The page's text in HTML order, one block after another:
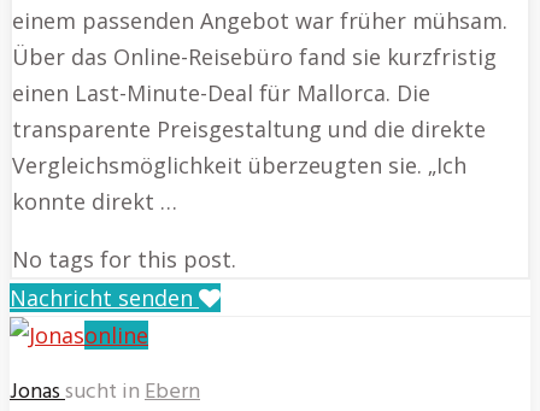
einem passenden Angebot war früher mühsam.
Über das Online-Reisebüro fand sie kurzfristig
einen Last-Minute-Deal für Mallorca. Die
transparente Preisgestaltung und die direkte
Vergleichsmöglichkeit überzeugten sie. „Ich
konnte direkt …
No tags for this post.
Nachricht senden
online
Jonassucht inEbern